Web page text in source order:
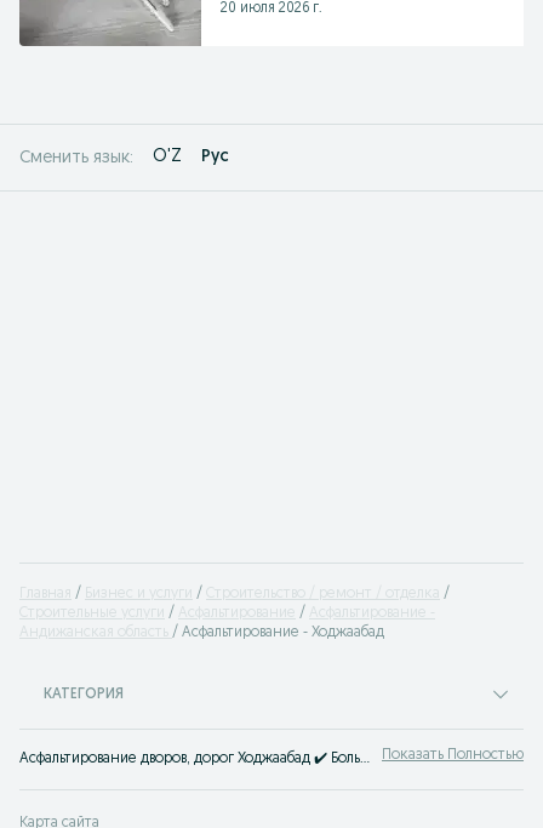
20 июля 2026 г.
Сменить язык: O'Z Рус
Главная Бизнес и услуги
Строительство / ремонт / отделка
Cтроительные услуги
Асфальтирование
Асфальтирование -
Андижанская область
Асфальтирование - Ходжаабад
КАТЕГОРИЯ
Асфальтирование дворов, дорог Ходжаабад ✔️ Большой выбор строительных компаний и частных бригад, доступные цены ☝ Заказать укладку асфальта под ключ можно на OLX.uz! Показать Полностью
Карта сайта